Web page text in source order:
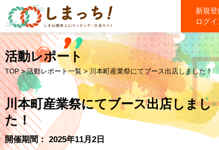
新規
ログ
活動レポート
TOP >活動レポート一覧> 川本町産業祭にてブース出店しました！
川本町産業祭にてブース出店しまし
た！
開催期間： 2025年11月2日